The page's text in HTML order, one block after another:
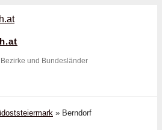
und Bundesländer
» Berndorf